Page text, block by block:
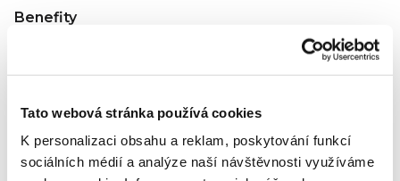
Tato webová stránka používá cookies
K personalizaci obsahu a reklam, poskytování funkcí
sociálních médií a analýze naší návštěvnosti využíváme
Benefity
Obsahuje výtažky z listů potočnice a
regenerační schopnosti.
Obohaceno Je obohacen o výtažek z
citrusových listů známý svými povzbuzujícími a
antioxidačními vlastnostmi.